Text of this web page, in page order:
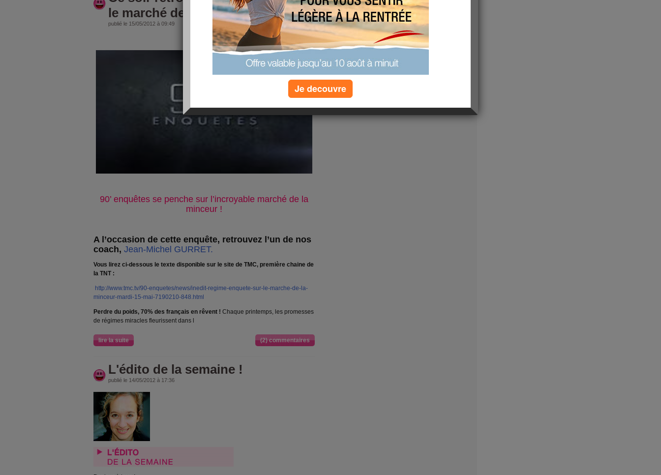
le marché de la minceur !
publié le 15/05/2012 à 09:49
90’ enquêtes se penche sur l’incroyable marché de la
minceur !
A l’occasion de cette enquête, retrouvez l’un de nos
coach, Jean-Michel GURRET.
Vous lirez ci-dessous le texte disponible sur le site de TMC, première chaine de
la TNT :
http://www.tmc.tv/90-enquetes/news/inedit-regime-enquete-sur-le-marche-de-la-
minceur-mardi-15-mai-7190210-848.html
Perdre du poids, 70% des français en rêvent ! Chaque printemps, les promesses
de régimes miracles fleurissent dans l
lire la suite (2) commentaires
L'édito de la semaine !
publié le 14/05/2012 à 17:36
Je decouvre